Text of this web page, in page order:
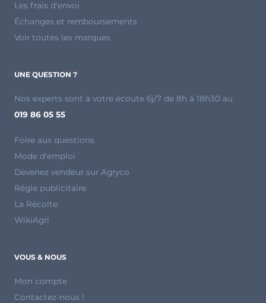
Les frais d'envoi
Échanges et remboursements
Voir toutes les marques
UNE QUESTION ?
Nos experts sont à votre écoute 6j/7 de 8h à 18h30 au
019 86 05 55
Foire aux questions
Mode d'emploi
Devenez vendeur sur Agryco
Régie publicitaire
La Récolte
WikiAgri
VOUS & NOUS
Mon compte
Contactez-nous !